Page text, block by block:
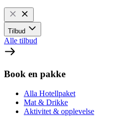
Tilbud
Alle tilbud
Book en pakke
Alla Hotellpaket
Mat & Drikke
Aktivitet & opplevelse